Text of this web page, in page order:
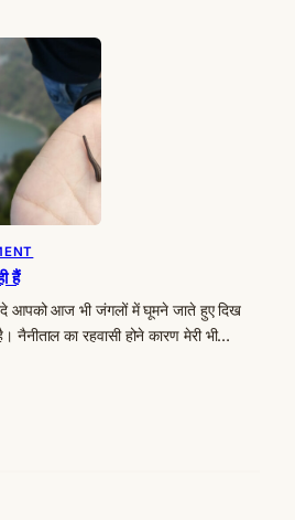
हैं
आपको आज भी जंगलों में घूमने जाते हुए दिख
नैनीताल का रहवासी होने कारण मेरी भी…